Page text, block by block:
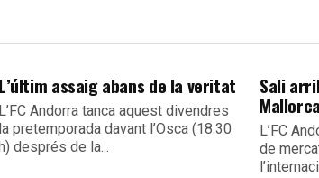
L’últim assaig abans de la veritat
L’FC Andorra tanca aquest divendres
la pretemporada davant l’Osca (18.30
després de la...
Sali
L’FC
de